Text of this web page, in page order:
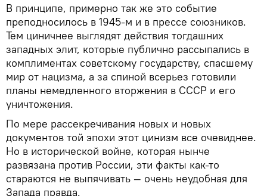
В принципе, примерно так же это событие
преподносилось в 1945-м и в прессе союзников.
Тем циничнее выглядят действия тогдашних
западных элит, которые публично рассыпались в
комплиментах советскому государству, спасшему
мир от нацизма, а за спиной всерьез готовили
планы немедленного вторжения в СССР и его
уничтожения.
По мере рассекречивания новых и новых
документов той эпохи этот цинизм все очевиднее.
Но в исторической войне, которая нынче
развязана против России, эти факты как-то
стараются не выпячивать — очень неудобная для
Запада правда.